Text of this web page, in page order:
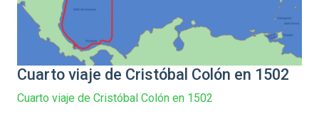
Cuarto viaje de Cristóbal Colón en 1502
Cuarto viaje de Cristóbal Colón en 1502